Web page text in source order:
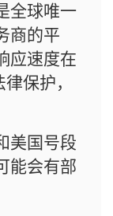
全球唯一
商的平
应速度在
保护，
美国号段
能会有部